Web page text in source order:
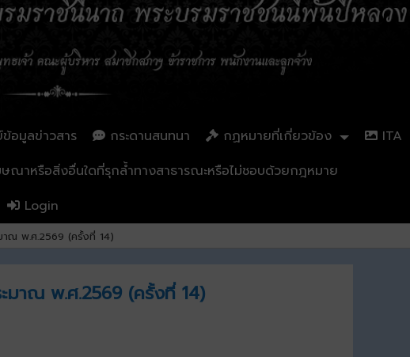
อมูลข่าวสาร กระดานสนทนา กฏหมายที่เกี่ยวข้อง
ITA
ษณาหรือสิ่งอื่นใดที่รุกล้ำทางสาธารณะหรือไม่ชอบด้วยกฎหมาย
Login
มาณ พ.ศ.2569 (ครั้งที่ 14)
ะมาณ พ.ศ.2569 (ครั้งที่ 14)